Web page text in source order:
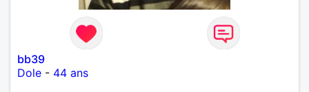
bb39
Dole - 44 ans